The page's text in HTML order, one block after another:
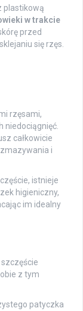
plastikową
w trakcie
przed
się rzęs.
rzęsami,
niedociągnięć.
całkowicie
i
istnieje
higieniczny,
im idealny
szczęście
z tym
patyczka